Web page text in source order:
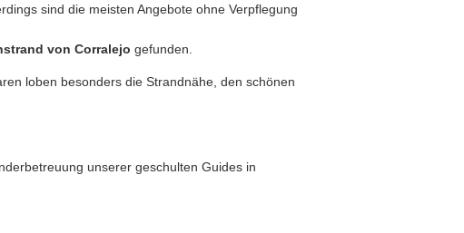
sind die meisten Angebote ohne Verpflegung
von Corralejo gefunden.
loben besonders die Strandnähe, den schönen
unserer geschulten Guides in